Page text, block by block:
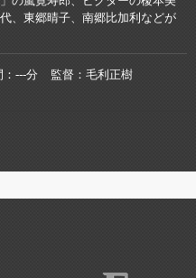
、東郷晴子、南郷比加利などが
---分 監督
毛利正樹